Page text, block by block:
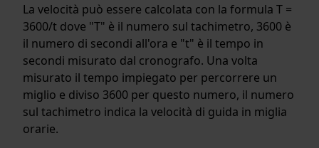
La velocità può essere calcolata con la formula T =
3600/t dove "T" è il numero sul tachimetro, 3600 è
il numero di secondi all'ora e "t" è il tempo in
secondi misurato dal cronografo. Una volta
misurato il tempo impiegato per percorrere un
miglio e diviso 3600 per questo numero, il numero
sul tachimetro indica la velocità di guida in miglia
orarie.